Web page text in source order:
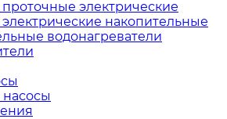
электрические
накопительные
водонагреватели